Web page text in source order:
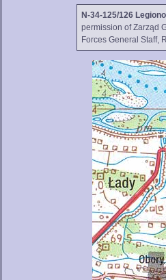
N-34-125/126
permission of Zarząd
Forces General Staff,